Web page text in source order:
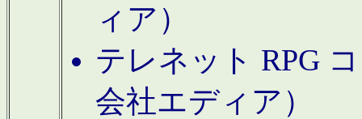
ィア）
テレネット RPG
会社エディア）